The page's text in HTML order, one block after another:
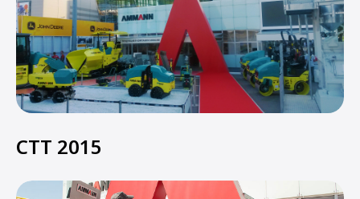
CTT 2015